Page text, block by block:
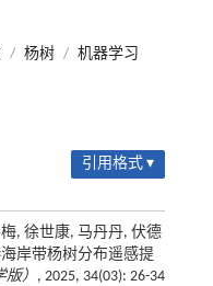
/ 杨树 / 机器学习
引用格式 ▾
, 徐世康, 马丹丹, 伏德
岸带杨树分布遥感提
） , 2025, 34(03): 26-34